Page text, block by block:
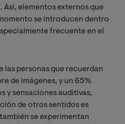
elementos externos que
se introducen dentro
frecuente en el
las personas que recuerdan
de imágenes, y un 65%
y sensaciones auditivas,
de otros sentidos es
se experimentan